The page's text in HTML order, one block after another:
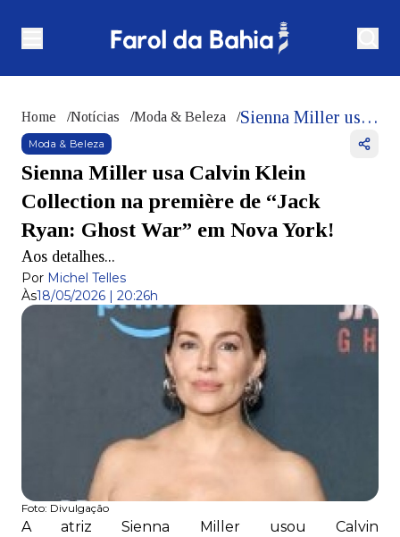
Home /Notícias /Moda & Beleza / Sienna Miller usa Calvin Klein Collection na première de “Jack Ryan: Ghost War” em Nova York!
Moda & Beleza
Sienna Miller usa Calvin Klein
Collection na première de “Jack
Ryan: Ghost War” em Nova York!
Aos detalhes...
Por Michel Telles
Às18/05/2026 | 20:26h
Foto: Divulgação
A atriz Sienna Miller usou Calvin